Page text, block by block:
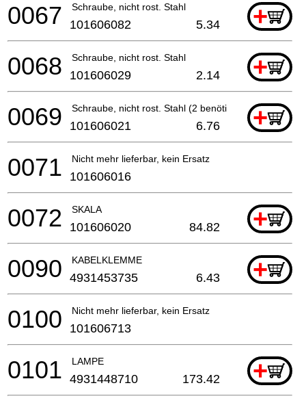
Schraube, nicht rost. Stahl +
0067 101606082 5.34
Schraube, nicht rost. Stahl +
0068 101606029 2.14
Schraube, nicht rost. Stahl (2 benötigt) +
0069 101606021 6.76
Nicht mehr lieferbar, kein Ersatz
0071 101606016
SKALA +
0072 101606020 84.82
KABELKLEMME +
0090 4931453735 6.43
Nicht mehr lieferbar, kein Ersatz
0100 101606713
LAMPE +
0101 4931448710 173.42